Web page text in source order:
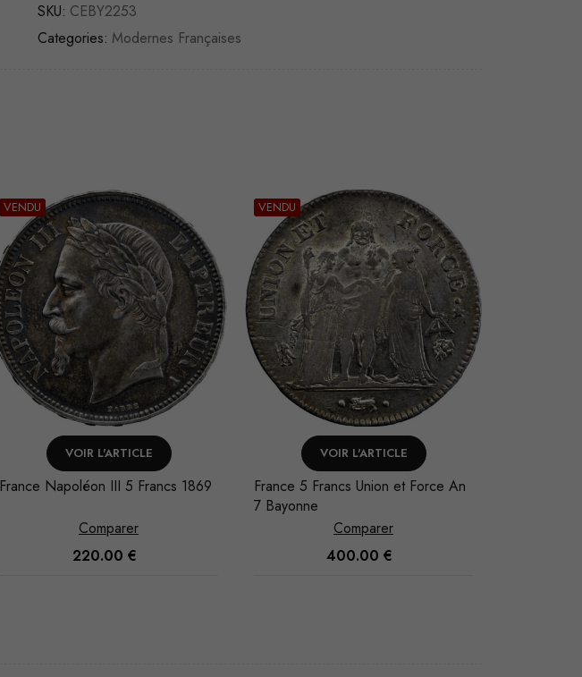
SKU: CEBY2253
Categories: Modernes Françaises
VENDU
VOIR L'ARTICLE
France 5 Francs Union et Force An
Comparer
400.00€
VENDU
VOIR L'ARTICLE
France Napoléon III Centime 1855
Strasbourg
Comparer
360.00 €